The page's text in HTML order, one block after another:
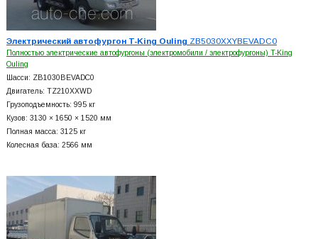
Электрический автофургон T-King Ouling ZB5030XXYBEVADC0
Полностью электрические автофургоны (электромобили / электрофургоны) T-King
Ouling
Шасси: ZB1030BEVADC0
Двигатель: TZ210XXWD
Грузоподъемность: 995 кг
Кузов: 3130 × 1650 × 1520 мм
Полная масса: 3125 кг
Колесная база: 2566 мм